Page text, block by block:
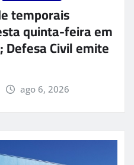
temporais
quinta-feira em
Defesa Civil emite
ago 6, 2026